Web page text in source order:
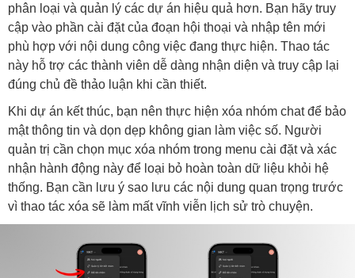
phân loại và quản lý các dự án hiệu quả hơn. Bạn hãy truy
cập vào phần cài đặt của đoạn hội thoại và nhập tên mới
phù hợp với nội dung công việc đang thực hiện. Thao tác
này hỗ trợ các thành viên dễ dàng nhận diện và truy cập lại
đúng chủ đề thảo luận khi cần thiết.
Khi dự án kết thúc, bạn nên thực hiện xóa nhóm chat để bảo
mật thông tin và dọn dẹp không gian làm việc số. Người
quản trị cần chọn mục xóa nhóm trong menu cài đặt và xác
nhận hành động này để loại bỏ hoàn toàn dữ liệu khỏi hệ
thống. Bạn cần lưu ý sao lưu các nội dung quan trọng trước
vì thao tác xóa sẽ làm mất vĩnh viễn lịch sử trò chuyện.